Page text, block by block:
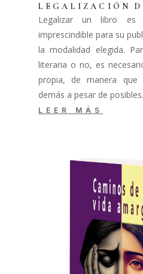
LEGALIZACIÓN
Legalizar un libro
imprescindible para su
la modalidad elegida.
literaria o no, es
propia, de manera
demás a pesar de
LEER MÁS